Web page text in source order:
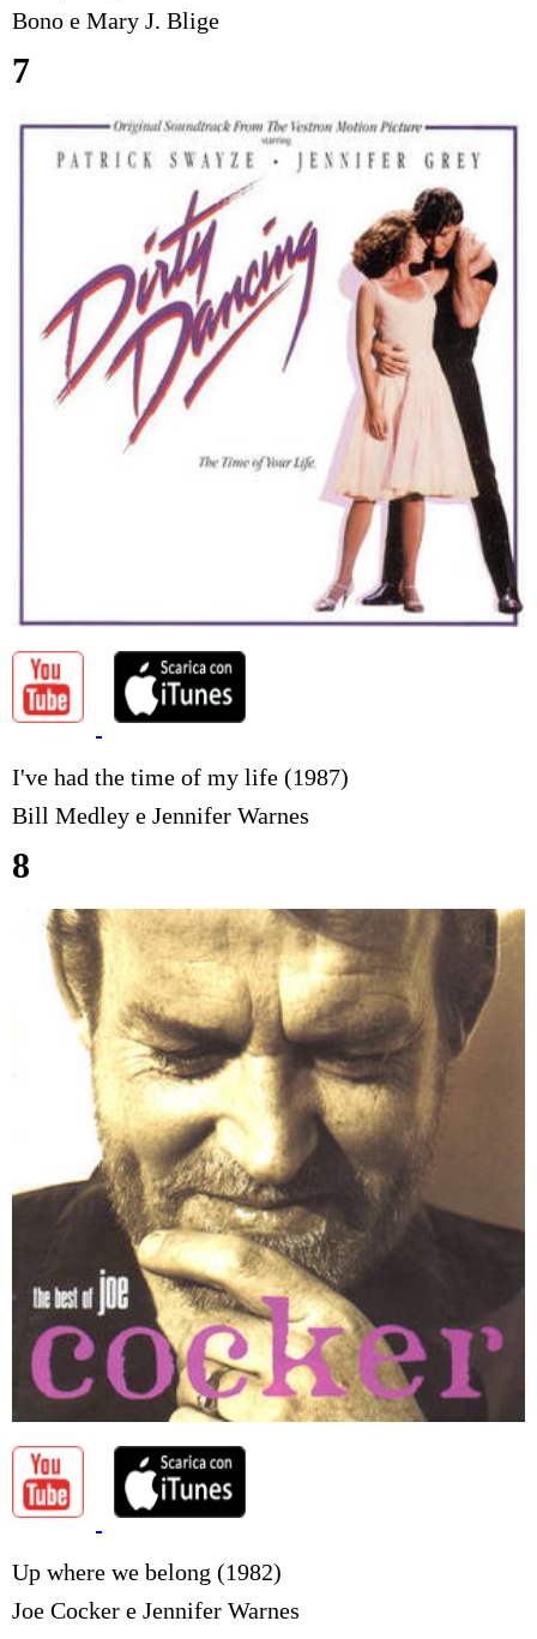
Bono e Mary J. Blige
7
I've had the time of my life (1987)
Bill Medley e Jennifer Warnes
8
Up where we belong (1982)
Joe Cocker e Jennifer Warnes